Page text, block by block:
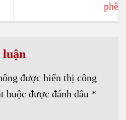
phê
được hiển thị công
buộc được đánh dấu *